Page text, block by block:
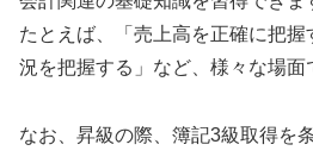
たとえば、「売上高を正確に把
況を把握する」など、様々な場面
なお、昇級の際、簿記3級取得を